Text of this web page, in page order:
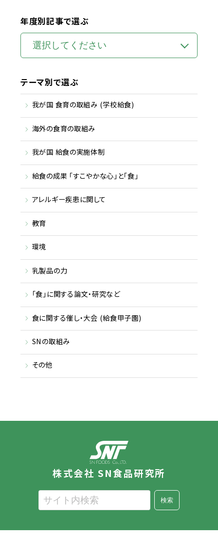
年度別記事で選ぶ
テーマ別で選ぶ
我が国 食育の取組み (学校給食)
海外の食育の取組み
我が国 給食の実施体制
給食の成果 「すこやかな心」と「食」
アレルギー疾患に関して
教育
環境
乳製品の力
「食」に関する論文・研究など
食に関する催し・大会 (給食甲子園)
SNの取組み
その他
株式会社 SN食品研究所
検索